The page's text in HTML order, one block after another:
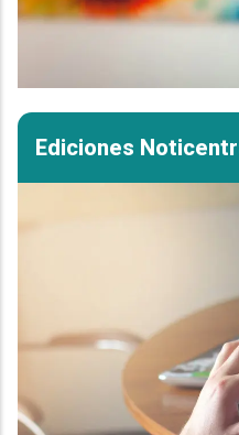
Ediciones